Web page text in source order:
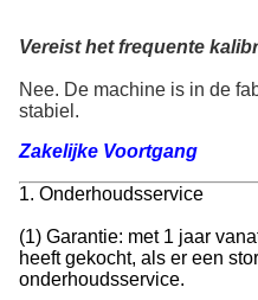
Vereist het frequente
Nee. De machine is in de
stabiel.
Zakelijke Voortgang
1. Onderhoudsservice
(1) Garantie: met 1 jaar
heeft gekocht, als er een
onderhoudsservice.